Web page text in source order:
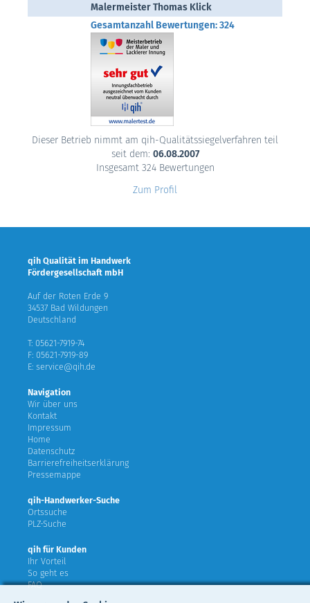
Malermeister Thomas Klick
Gesamtanzahl Bewertungen: 324
Dieser Betrieb nimmt am qih-Qualitätssiegelverfahren teil
seit dem: 06.08.2007
Insgesamt 324 Bewertungen
Zum Profil
qih Qualität im Handwerk
Fördergesellschaft mbH
Auf der Roten Erde 9
34537 Bad Wildungen
Deutschland
T: 05621-7919-74
F: 05621-7919-89
E: service@qih.de
Navigation
Wir über uns
Kontakt
Impressum
Home
Datenschutz
Barrierefreiheitserklärung
Pressemappe
qih-Handwerker-Suche
Ortssuche
PLZ-Suche
qih für Kunden
Ihr Vorteil
So geht es
FAQ